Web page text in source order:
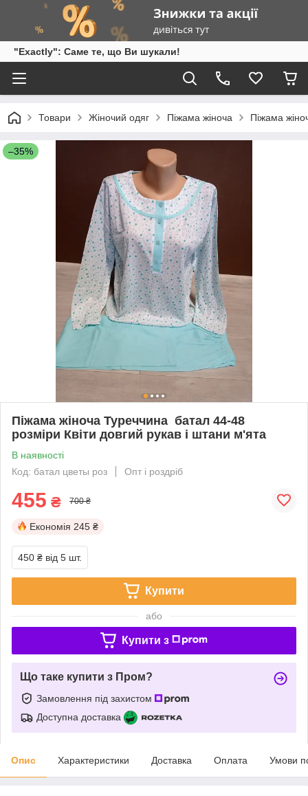
"Exactly": Саме те, що Ви шукали!
Товари Жіночий одяг Піжама жіноча Піжама
–35%
Піжама жіноча Туреччина батал 44-48
розміри Квіти довгий рукав і штани м'ята
В наявності
Код: батал цветы роз
Опт і роздріб
455 ₴ 700 ₴
Економія 245 ₴
450 ₴ від 5 шт.
Купити
або
Купити з
Що таке купити з Пром?
Замовлення під захистом
Доступна доставка
Опис Характеристики Доставка Оплата Умови